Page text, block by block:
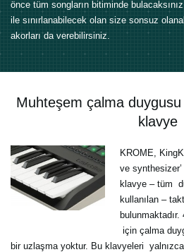
önce tüm songların bitiminde
ile sınırlanabilecek olan size sonsuz
akorları da verebilirsiniz.
Muhteşem çalma duygusu
klavye
KROME,
ve synthesizer’
klavye – tüm
kullanılan –
için çalma
bir uzlaşma yoktur. Bu klavyeleri